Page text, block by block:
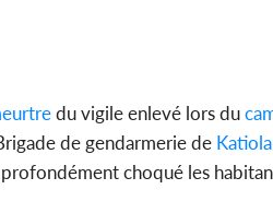
du vigile enlevé lors du
de gendarmerie de Katiola
choqué les